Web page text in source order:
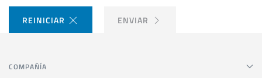
REINICIAR ENVIAR
COMPAÑÍA